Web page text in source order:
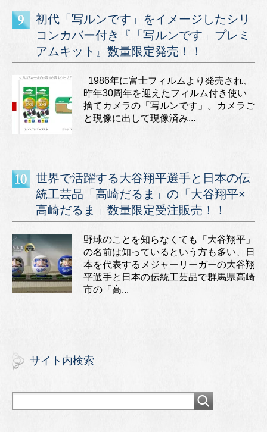
初代「写ルンです」をイメージしたシリ
コンカバー付き『「写ルンです」プレミ
アムキット』数量限定発売！！
1986年に富士フィルムより発売され、
昨年30周年を迎えたフィルム付き使い
捨てカメラの「写ルンです」。カメラご
と現像に出して現像済み...
世界で活躍する大谷翔平選手と日本の伝
統工芸品「高崎だるま」の「大谷翔平×
高崎だるま」数量限定受注販売！！
野球のことを知らなくても「大谷翔平」
の名前は知っているという方も多い、日
本を代表するメジャーリーガーの大谷翔
平選手と日本の伝統工芸品で群馬県高崎
市の「高...
サイト内検索